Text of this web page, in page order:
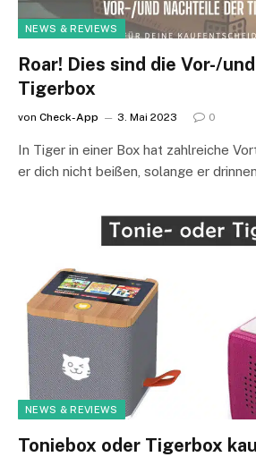
NEWS & REVIEWS
Roar! Dies sind die Vor-/
Tigerbox
von Check-App 3. Mai 2023 0
In Tiger in einer Box hat zahlreiche
er dich nicht beißen, solange er
NEWS & REVIEWS
Toniebox oder Tigerbox